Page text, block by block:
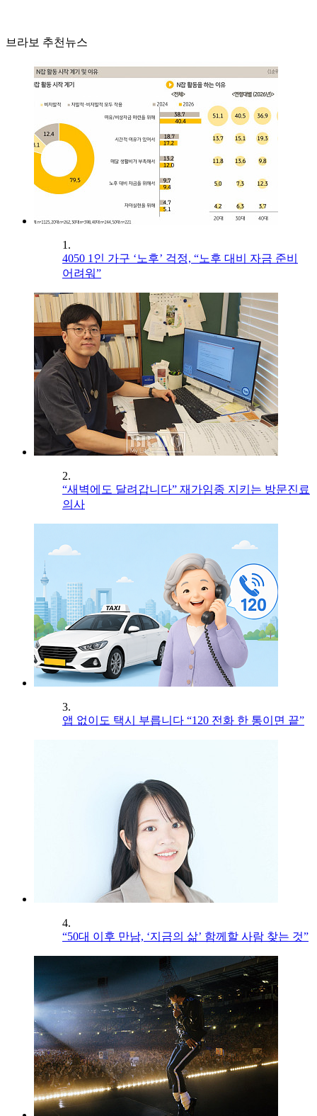
브라보 추천뉴스
1.
4050 1인 가구 ‘노후’ 걱정, “노후 대비 자금 준비
어려워”
2.
“새벽에도 달려갑니다” 재가임종 지키는 방문진료
의사
3.
앱 없이도 택시 부릅니다 “120 전화 한 통이면 끝”
4.
“50대 이후 만남, ‘지금의 삶’ 함께할 사람 찾는 것”